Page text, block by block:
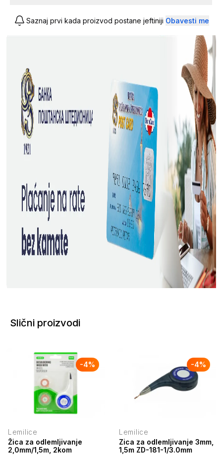
Saznaj prvi kada proizvod postane jeftiniji Obavesti me
Slični proizvodi
-4%
Lemilice
Žica za odlemljivanje
2,0mm/1,5m, 2kom
-4%
Lemilice
Zica za odlemljivanje 3mm,
1,5m ZD-181-1/3.0mm